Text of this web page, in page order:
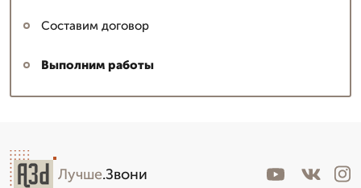
Составим договор
Выполним работы
Лучше.Звони